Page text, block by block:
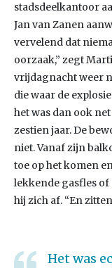
stadsdeelkantoor
Jan van Zanen
vervelend dat
oorzaak,” zegt
vrijdagnacht weer
die waar de
het was dan ook
zestien jaar. De
niet. Vanaf zijn
toe op het komen
lekkende gasfles of
hij zich af. “En
Het was